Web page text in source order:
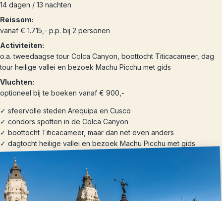
14 dagen / 13 nachten
Reissom:
vanaf € 1.715,- p.p. bij 2 personen
Activiteiten:
o.a. tweedaagse tour Colca Canyon, boottocht Titicacameer, dag
tour heilige vallei en bezoek Machu Picchu met gids
Vluchten:
optioneel bij te boeken vanaf € 900,-
✓ sfeervolle steden Arequipa en Cusco
✓ condors spotten in de Colca Canyon
✓ boottocht Titicacameer, maar dan net even anders
✓ dagtocht heilige vallei en bezoek Machu Picchu met gids